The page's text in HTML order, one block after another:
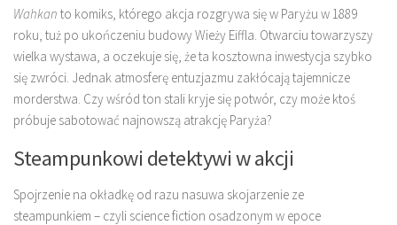
Wahkan to komiks, którego akcja rozgrywa się w Paryżu w 1889
roku, tuż po ukończeniu budowy Wieży Eiffla. Otwarciu towarzyszy
wielka wystawa, a oczekuje się, że ta kosztowna inwestycja szybko
się zwróci. Jednak atmosferę entuzjazmu zakłócają tajemnicze
morderstwa. Czy wśród ton stali kryje się potwór, czy może ktoś
próbuje sabotować najnowszą atrakcję Paryża?
Steampunkowi detektywi w akcji
Spojrzenie na okładkę od razu nasuwa skojarzenie ze
steampunkiem – czyli science fiction osadzonym w epoce